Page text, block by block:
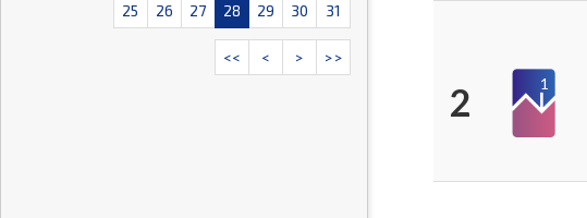
25 26 27 28 29 30 31
<< < > >>
2 1